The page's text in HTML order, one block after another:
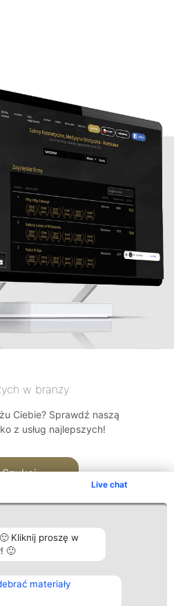
Live chat
Kliknij proszę w
🙂
materiały
w branży
Ciebie? Sprawdź naszą
z usług najlepszych!
Szukaj
Kontakt
Kontakt